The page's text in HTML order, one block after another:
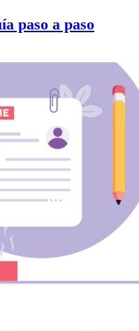
paso a paso